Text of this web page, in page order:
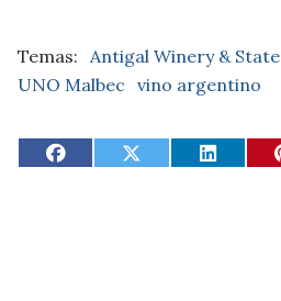
Antigal Winery & State
UNO Malbec
vino argentino